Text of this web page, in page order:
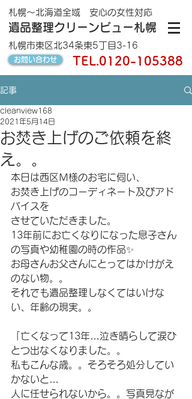
遺品整理クリーンビュー札幌
札幌～北海道全域 安心の女性対応
札幌市東区北34条東5丁目3-16
お問い合わせ TEL.0120-105388
記事
お焚き上げのご依頼を終
え。。
cleanview168
2021年5月14日
本日は西区Ｍ様のお宅に伺い、
お焚き上げのコーディネート及びアド
バイスを
させていただきました。
13年前にお亡くなりになった息子さん
の写真や幼稚園の時の作品✨
お母さんお父さんにとってはかけがえ
のない物。。
それでも遺品整理しなくてはいけな
い、年齢の現実。。
「亡くなって13年…泣き晴らして涙ひ
とつ出なくなりました。。
私もこんな歳。。そろそろ処分してい
かないと…
人に任せられないから。。写真見なが